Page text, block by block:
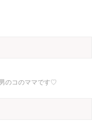
のコのママです♡